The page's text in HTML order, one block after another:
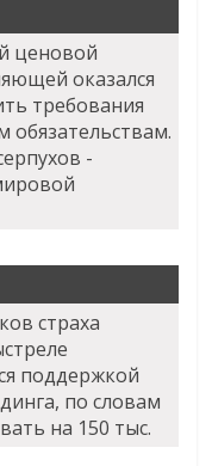
ценовой
оказался
требования
-
страха
поддержкой
по словам
на 150 тыс.